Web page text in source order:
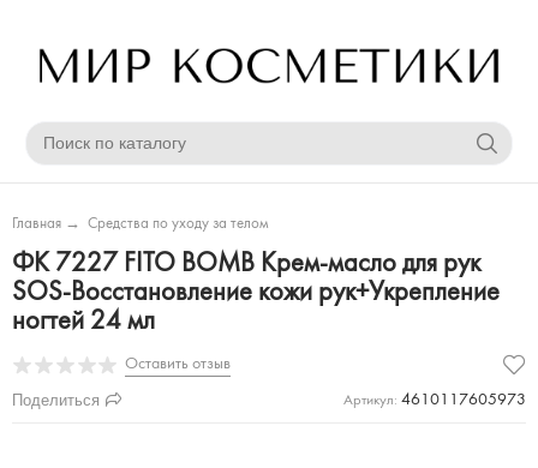
Главная → Средства по уходу за телом
ФК 7227 FITO BOMB Крем-масло для рук
SOS-Восстановление кожи рук+Укрепление
ногтей 24 мл
Оставить отзыв
Поделиться Артикул: 4610117605973